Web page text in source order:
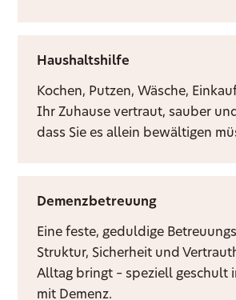
Haushaltshilfe
Kochen, Putzen, Wäsche,
Ihr Zuhause vertraut, sauber
dass Sie es allein bewältigen
Demenzbetreuung
Eine feste, geduldige
Struktur, Sicherheit und
Alltag bringt – speziell geschult
mit Demenz.